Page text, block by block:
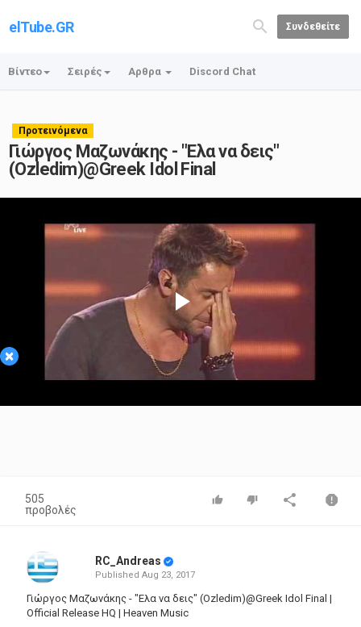
elTube.GR Συνδεθείτε
Βίντεο Σειρές Αρθρα Discord Chat
Προτεινόμενα
Γιώργος Μαζωνάκης - "Ελα να δεις"
(Ozledim)@Greek Idol Final
×
Play
Video
505
προβολές
RC_Andreas
Published Aug 23, 2017
Γιώργος Μαζωνάκης - "Ελα να δεις" (Ozledim)@Greek Idol Final |
Official Release HQ | Heaven Music